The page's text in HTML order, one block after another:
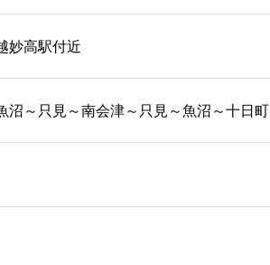
妙高駅付近
沼～只見～南会津～只見～魚沼～十日